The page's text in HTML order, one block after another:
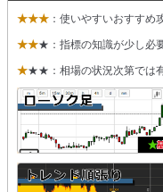
★★★ ：使いやすいおすすめ
★★★：指標の知識が少し必
★★★：相場の状況次第では